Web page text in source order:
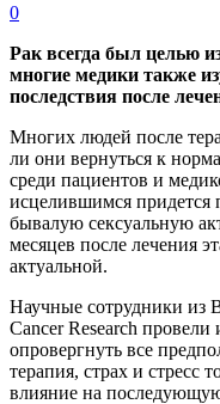
0
Рак всегда был целью
многие медики также
последствия после
Многих людей после
ли они вернуться к
среди пациентов и
исцелившимся придется
бывалую сексуальную
месяцев после лечения
актуальной.
Научные сотрудники из
Cancer Research провели
опровергнуть все
терапия, страх и стресс
влияние на